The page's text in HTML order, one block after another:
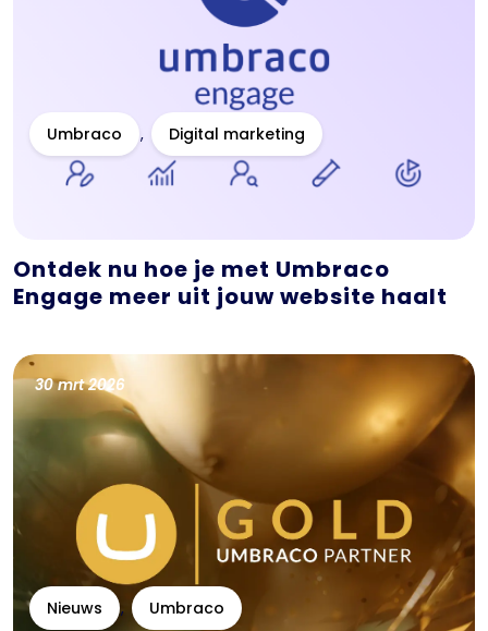
Ontdek nu hoe je met Umbraco
Engage meer uit jouw website haalt
Umbraco Digital marketing
30 mrt 2026
Nieuws Umbraco